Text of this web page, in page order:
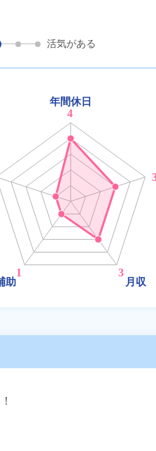
活気がある